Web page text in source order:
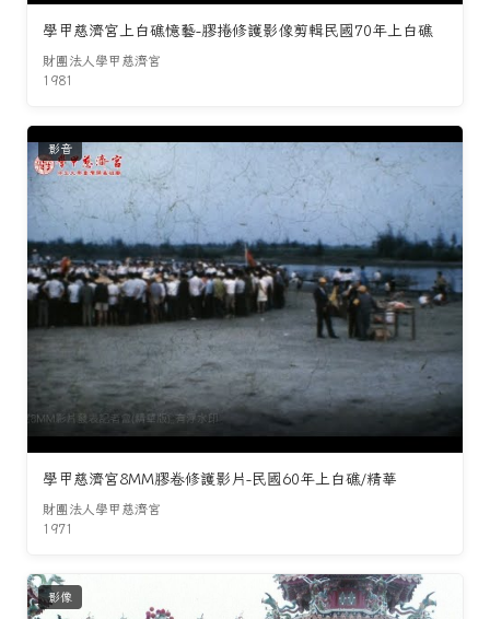
學甲慈濟宮上白礁憶藝-膠捲修護影像剪輯民國70年上白礁
財團法人學甲慈濟宮
1981
影音
學甲慈濟宮8MM膠卷修護影片-民國60年上白礁/精華
財團法人學甲慈濟宮
1971
影像